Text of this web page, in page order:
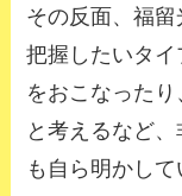
その反面、福
把握したいタ
をおこなった
と考えるなど
も自ら明かして